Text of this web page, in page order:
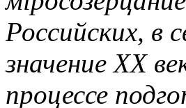
Российских, в
значение XX
процессе